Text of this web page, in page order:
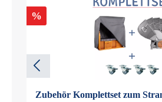
%
Zubehör Komplettset zum